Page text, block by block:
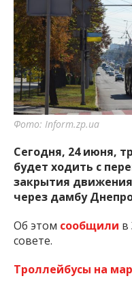
Фото: Inform.zp.ua
Сегодня, 24 июня,
будет ходить с
закрытия
через дамбу
Об этом сообщили в
совете.
Троллейбусы на